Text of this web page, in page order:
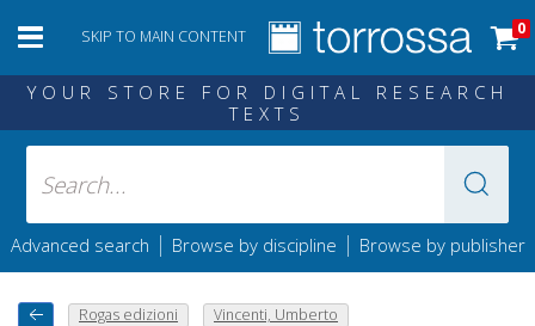
SKIP TO MAIN CONTENT 0
YOUR STORE FOR DIGITAL RESEARCH
TEXTS
Advanced search | Browse by discipline | Browse by publisher
Rogas edizioni Vincenti, Umberto